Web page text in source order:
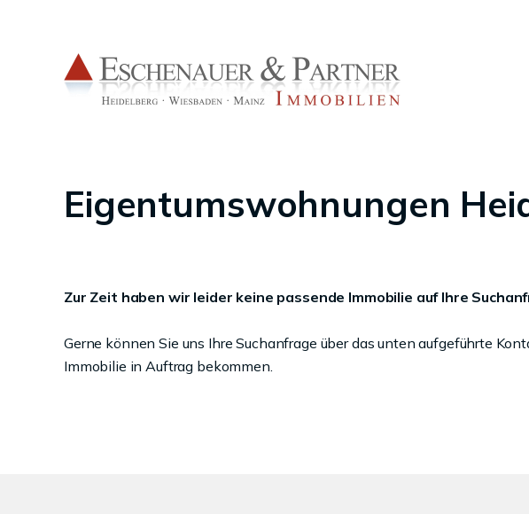
Eigentumswohnungen
Zur Zeit haben wir leider keine passende Immobilie auf Ihre
Gerne können Sie uns Ihre Suchanfrage über das unten aufgeführte
Immobilie in Auftrag bekommen.